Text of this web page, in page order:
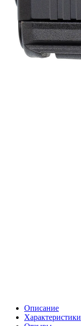
Описание
Характеристики